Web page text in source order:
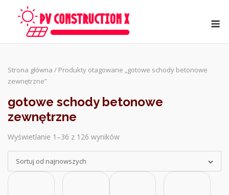
Strona główna / Produkty otagowane „gotowe schody betonowe
zewnętrzne”
gotowe schody betonowe
zewnętrzne
Wyświetlanie 1–36 z 126 wyników
latest
Sortuj od najnowszych